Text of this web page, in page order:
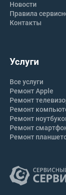
Услуги
Все услуги
Ремонт Apple
Ремонт
Ремонт
Ремонт
Ремонт
Ремонт
Новости
Правила
Контакты